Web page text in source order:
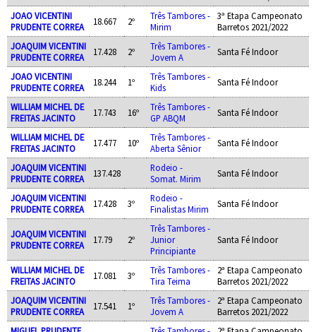
JOAO VICENTINI
PRUDENTE CORREA
18.667 2º
Três Tambores -
Mirim
3ª Etapa Campeonato
Barretos 2021/2022
JOAQUIM VICENTINI
PRUDENTE CORREA
17.428 2º
Três Tambores -
Jovem A
Santa Fé Indoor
JOAO VICENTINI
PRUDENTE CORREA
18.244 1º
Três Tambores -
Kids
Santa Fé Indoor
WILLIAM MICHEL DE
FREITAS JACINTO
17.743 16º
Três Tambores -
GP ABQM
Santa Fé Indoor
WILLIAM MICHEL DE
FREITAS JACINTO
17.477 10º
Três Tambores -
Aberta Sênior
Santa Fé Indoor
JOAQUIM VICENTINI
PRUDENTE CORREA
137.428
Rodeio -
Somat. Mirim
Santa Fé Indoor
JOAQUIM VICENTINI
PRUDENTE CORREA
17.428 3º
Rodeio -
Finalistas Mirim
Santa Fé Indoor
JOAQUIM VICENTINI
PRUDENTE CORREA
17.79 2º
Três Tambores -
Junior
Principiante
Santa Fé Indoor
WILLIAM MICHEL DE
FREITAS JACINTO
17.081 3º
Três Tambores -
Tira Teima
2ª Etapa Campeonato
Barretos 2021/2022
JOAQUIM VICENTINI
PRUDENTE CORREA
17.541 1º
Três Tambores -
Jovem A
2ª Etapa Campeonato
Barretos 2021/2022